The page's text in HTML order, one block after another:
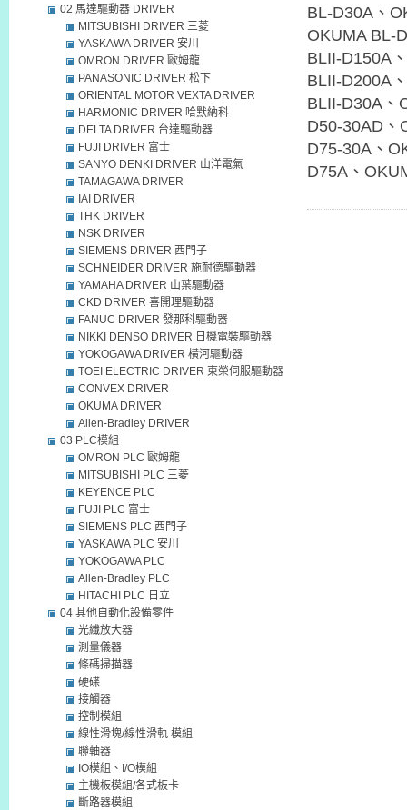
BL-D30A、
OKUMA BL-
BLII-D150A
BLII-D200A
BLII-D30A、
D50-30AD、
D75-30A、
D75A、
02 馬達驅動器 DRIVER
MITSUBISHI DRIVER 三菱
YASKAWA DRIVER 安川
OMRON DRIVER 歐姆龍
PANASONIC DRIVER 松下
ORIENTAL MOTOR VEXTA DRIVER
HARMONIC DRIVER 哈默納科
DELTA DRIVER 台達驅動器
FUJI DRIVER 富士
SANYO DENKI DRIVER 山洋電氣
TAMAGAWA DRIVER
IAI DRIVER
THK DRIVER
NSK DRIVER
SIEMENS DRIVER 西門子
SCHNEIDER DRIVER 施耐德驅動器
YAMAHA DRIVER 山葉驅動器
CKD DRIVER 喜開理驅動器
FANUC DRIVER 發那科驅動器
NIKKI DENSO DRIVER 日機電裝驅動器
YOKOGAWA DRIVER 橫河驅動器
TOEI ELECTRIC DRIVER 東榮伺服驅動器
CONVEX DRIVER
OKUMA DRIVER
Allen-Bradley DRIVER
03 PLC模組
OMRON PLC 歐姆龍
MITSUBISHI PLC 三菱
KEYENCE PLC
FUJI PLC 富士
SIEMENS PLC 西門子
YASKAWA PLC 安川
YOKOGAWA PLC
Allen-Bradley PLC
HITACHI PLC 日立
04 其他自動化設備零件
光纖放大器
測量儀器
條碼掃描器
硬碟
接觸器
控制模組
線性滑塊/線性滑軌 模組
聯軸器
IO模組、I/O模組
主機板模組/各式板卡
斷路器模組